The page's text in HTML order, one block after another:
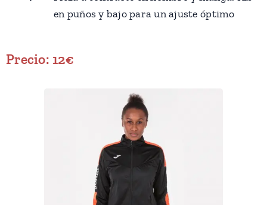
en puños y bajo para un ajuste óptimo
Precio: 12€